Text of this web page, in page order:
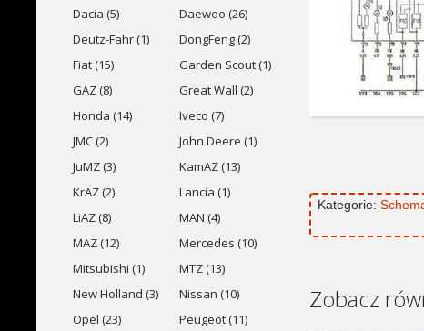
Kategorie:
Zobacz
Dacia (5)
Daewoo (26)
Deutz-Fahr (1)
DongFeng (2)
Fiat (15)
Garden Scout (1)
GAZ (8)
Great Wall (2)
Honda (14)
Iveco (7)
JMC (2)
John Deere (1)
JuMZ (3)
KamAZ (13)
KrAZ (2)
Lancia (1)
LiAZ (8)
MAN (4)
MAZ (12)
Mercedes (10)
Mitsubishi (1)
MTZ (13)
New Holland (3)
Nissan (10)
Opel (23)
Peugeot (11)